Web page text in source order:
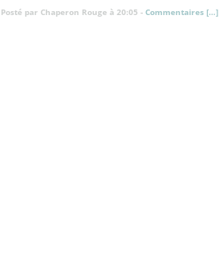
Posté par Chaperon Rouge à 20:05 - Commentaires […]